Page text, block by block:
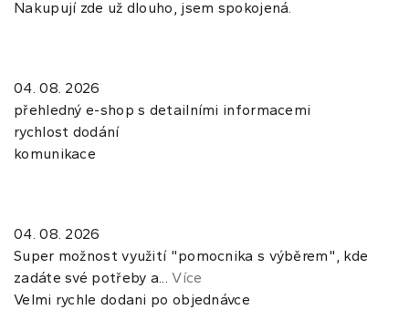
Nakupují zde už dlouho, jsem spokojená.
04. 08. 2026
přehledný e-shop s detailními informacemi
rychlost dodání
komunikace
04. 08. 2026
Super možnost využití "pomocnika s výběrem", kde
zadáte své potřeby a...Více
Velmi rychle dodani po objednávce